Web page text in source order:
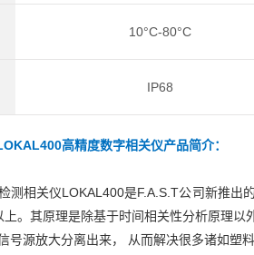
10°C-80°C
IP68
高精度数字相关仪产品简介：
测相关仪LOKAL400是F.A.S.T公司新推出
上。其原理是除基于时间相关性分析原理
号源放大分离出来， 从而解决很多诸如塑